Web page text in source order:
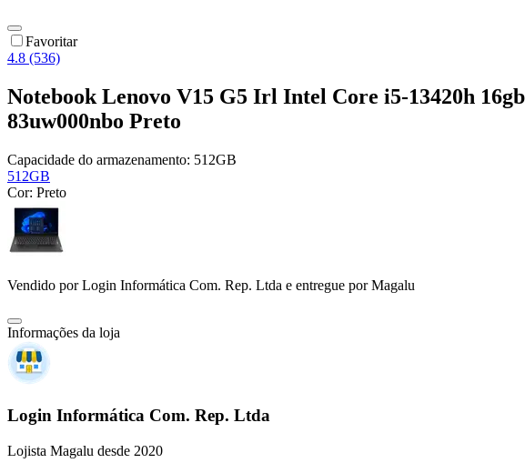
Favoritar
4.8 (536)
Notebook Lenovo V15 G5 Irl Intel Core i5-13420h
83uw000nbo Preto
Capacidade do armazenamento: 512GB
512GB
Cor: Preto
Vendido porLogin Informática Com. Rep. Ltda e entregue por Magalu
Informações da loja
Login Informática Com. Rep. Ltda
Lojista Magalu desde 2020